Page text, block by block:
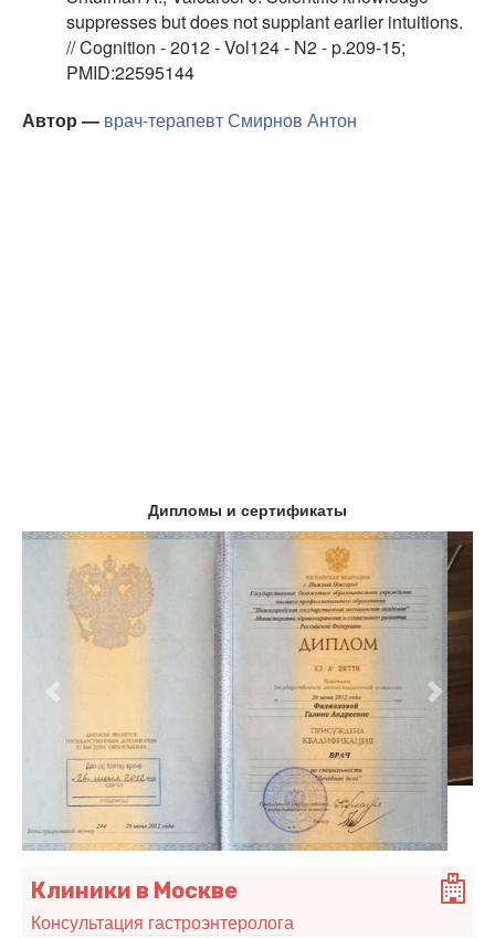
suppresses but does not supplant earlier intuitions.
// Cognition - 2012 - Vol124 - N2 - p.209-15;
PMID:22595144
Автор — врач-терапевтСмирнов Антон
Дипломы и сертификаты
Клиники в Москве
Консультация гастроэнтеролога
Центр репродуктивного здоровья "СМ-Клиника"
Диагностика. Лечение всех форм и видов